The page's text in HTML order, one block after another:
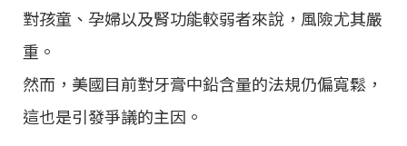
對孩童、孕婦以及腎功能較弱者來說，風險尤其嚴
重。
然而，美國目前對牙膏中鉛含量的法規仍偏寬鬆，
這也是引發爭議的主因。